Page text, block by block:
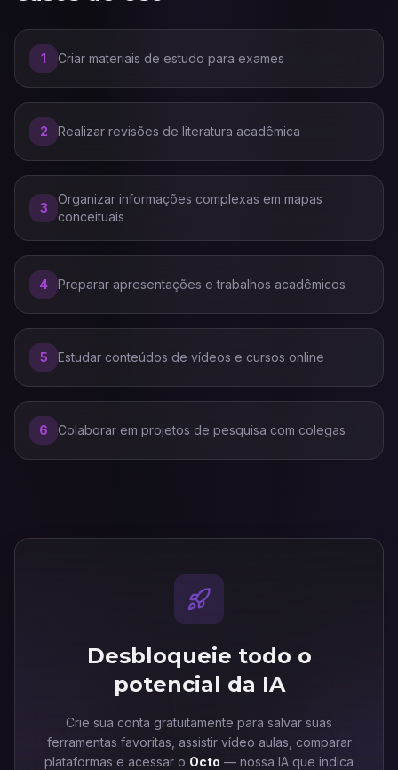
1 Criar materiais de estudo para exames
2 Realizar revisões de literatura acadêmica
3
Organizar informações complexas em mapas
conceituais
4 Preparar apresentações e trabalhos acadêmicos
5 Estudar conteúdos de vídeos e cursos online
6 Colaborar em projetos de pesquisa com colegas
Desbloqueie todo o
potencial da IA
Crie sua conta gratuitamente para salvar suas
ferramentas favoritas, assistir vídeo aulas, comparar
plataformas e acessar o Octo — nossa IA que indica